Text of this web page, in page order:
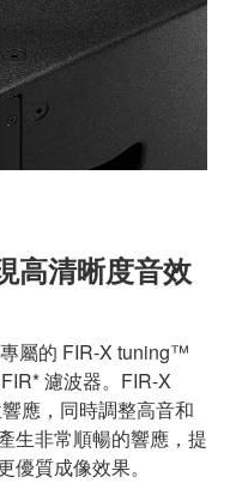
高清晰度音效
屬的 FIR-X tuning™
濾波器。FIR-X
應，同時調整高音和
生非常順暢的響應，提
質成像效果。